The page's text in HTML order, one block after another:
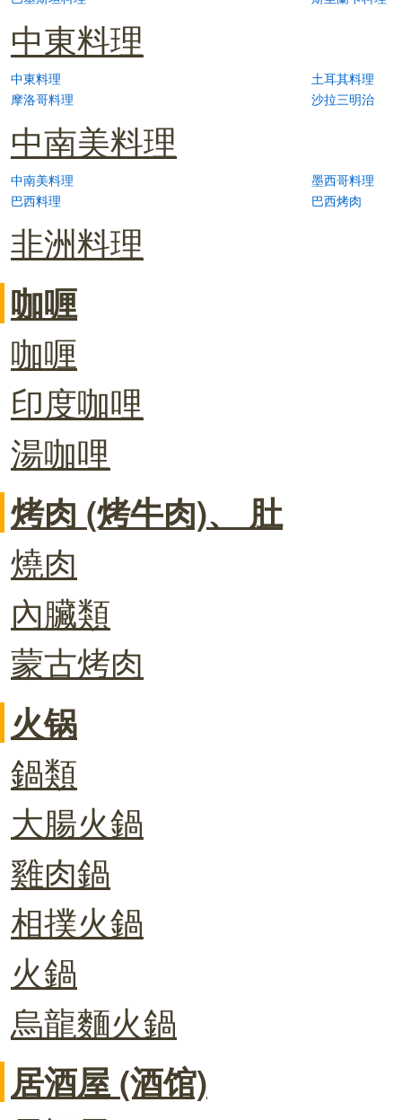
中東料理
中東料理
土耳其料理
摩洛哥料理
沙拉三明治
中南美料理
中南美料理
墨西哥料理
巴西料理
巴西烤肉
非洲料理
咖喱
咖喱
印度咖哩
湯咖哩
烤肉 (烤牛肉)、 肚
燒肉
內臟類
蒙古烤肉
火锅
鍋類
大腸火鍋
雞肉鍋
相撲火鍋
火鍋
烏龍麵火鍋
居酒屋 (酒馆)